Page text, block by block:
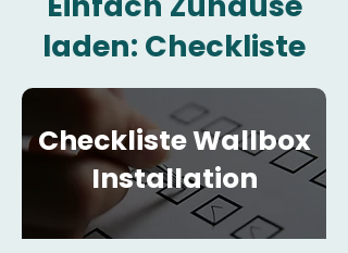
laden: Checkliste
Checkliste Wallbox
Installation